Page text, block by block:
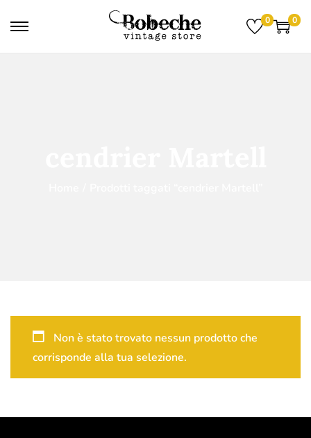
0 0
Non è stato trovato nessun prodotto che
corrisponde alla tua selezione.